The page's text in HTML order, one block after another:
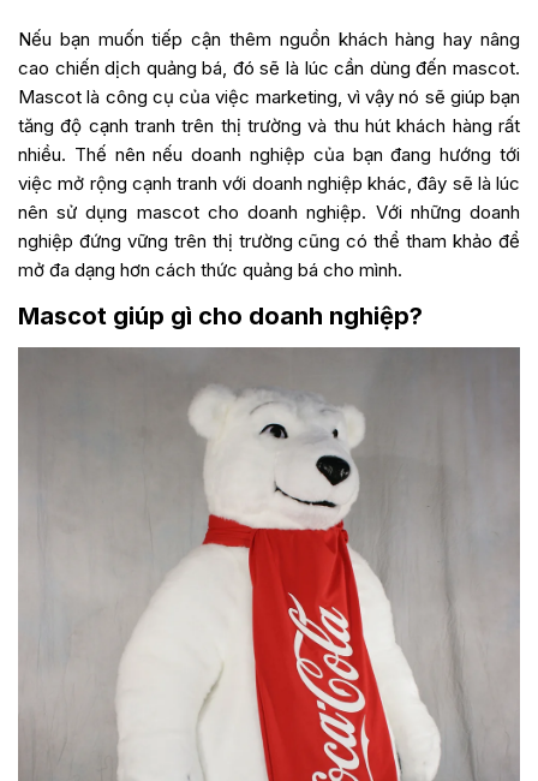
Nếu bạn muốn tiếp cận thêm nguồn khách hàng hay nâng
cao chiến dịch quảng bá, đó sẽ là lúc cần dùng đến mascot.
Mascot là công cụ của việc marketing, vì vậy nó sẽ giúp bạn
tăng độ cạnh tranh trên thị trường và thu hút khách hàng rất
nhiều. Thế nên nếu doanh nghiệp của bạn đang hướng tới
việc mở rộng cạnh tranh với doanh nghiệp khác, đây sẽ là lúc
nên sử dụng mascot cho doanh nghiệp. Với những doanh
nghiệp đứng vững trên thị trường cũng có thể tham khảo để
mở đa dạng hơn cách thức quảng bá cho mình.
Mascot giúp gì cho doanh nghiệp?